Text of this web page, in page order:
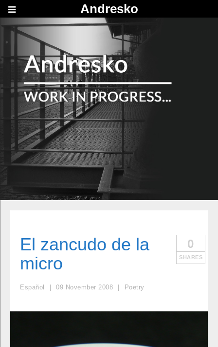
El zancudo de la
micro
Español 09 November 2008 Poetry
0
SHARES
Andresko